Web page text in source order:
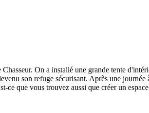
On a installé une grande tente
son refuge sécurisant. Après une
que vous trouvez aussi que créer un